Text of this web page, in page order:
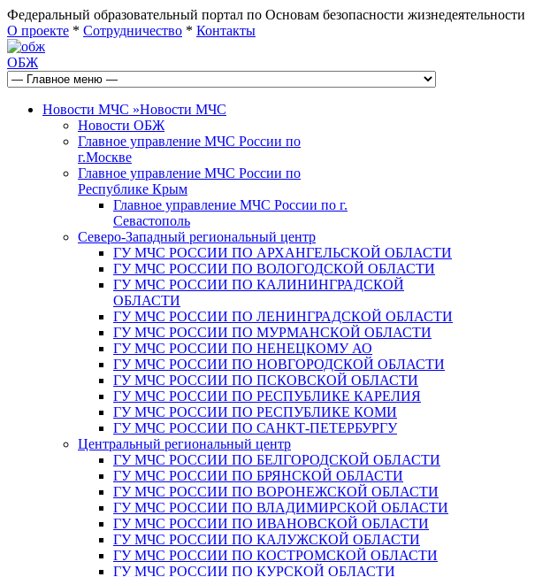
Федеральный образовательный портал по Основам безопасности жизнедеятельности
О проекте * Сотрудничество * Контакты
ОБЖ
Новости МЧС »Новости МЧС
Новости ОБЖ
Главное управление МЧС России по
г.Москве
Главное управление МЧС России по
Республике Крым
Главное управление МЧС России по г.
Севастополь
Северо-Западный региональный центр
ГУ МЧС РОССИИ ПО АРХАНГЕЛЬСКОЙ ОБЛАСТИ
ГУ МЧС РОССИИ ПО ВОЛОГОДСКОЙ ОБЛАСТИ
ГУ МЧС РОССИИ ПО КАЛИНИНГРАДСКОЙ
ОБЛАСТИ
ГУ МЧС РОССИИ ПО ЛЕНИНГРАДСКОЙ ОБЛАСТИ
ГУ МЧС РОССИИ ПО МУРМАНСКОЙ ОБЛАСТИ
ГУ МЧС РОССИИ ПО НЕНЕЦКОМУ АО
ГУ МЧС РОССИИ ПО НОВГОРОДСКОЙ ОБЛАСТИ
ГУ МЧС РОССИИ ПО ПСКОВСКОЙ ОБЛАСТИ
ГУ МЧС РОССИИ ПО РЕСПУБЛИКЕ КАРЕЛИЯ
ГУ МЧС РОССИИ ПО РЕСПУБЛИКЕ КОМИ
ГУ МЧС РОССИИ ПО САНКТ-ПЕТЕРБУРГУ
Центральный региональный центр
ГУ МЧС РОССИИ ПО БЕЛГОРОДСКОЙ ОБЛАСТИ
ГУ МЧС РОССИИ ПО БРЯНСКОЙ ОБЛАСТИ
ГУ МЧС РОССИИ ПО ВОРОНЕЖСКОЙ ОБЛАСТИ
ГУ МЧС РОССИИ ПО ВЛАДИМИРСКОЙ ОБЛАСТИ
ГУ МЧС РОССИИ ПО ИВАНОВСКОЙ ОБЛАСТИ
ГУ МЧС РОССИИ ПО КАЛУЖСКОЙ ОБЛАСТИ
ГУ МЧС РОССИИ ПО КОСТРОМСКОЙ ОБЛАСТИ
ГУ МЧС РОССИИ ПО КУРСКОЙ ОБЛАСТИ